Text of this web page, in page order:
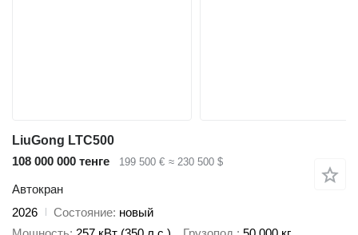
LiuGong LTC500
108 000 000 тенге
199 500 € ≈ 230 500 $
Автокран
2026
Состояние новый